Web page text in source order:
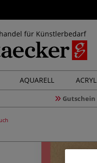
für Künstlerbedarf
AQUARELL ACRYL
Gutschein